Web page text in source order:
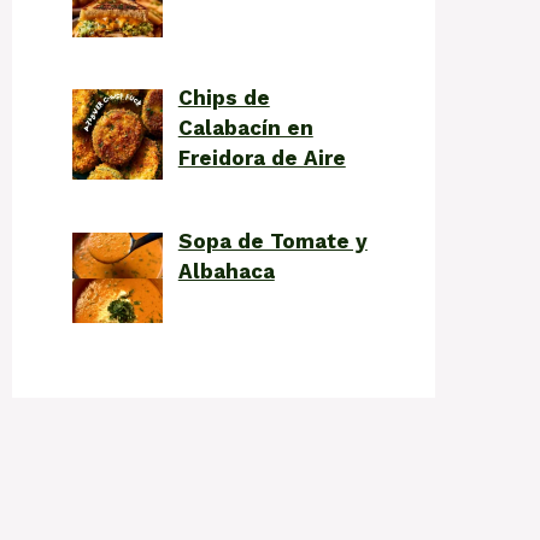
Chips de
Calabacín en
Freidora de Aire
Sopa de Tomate y
Albahaca